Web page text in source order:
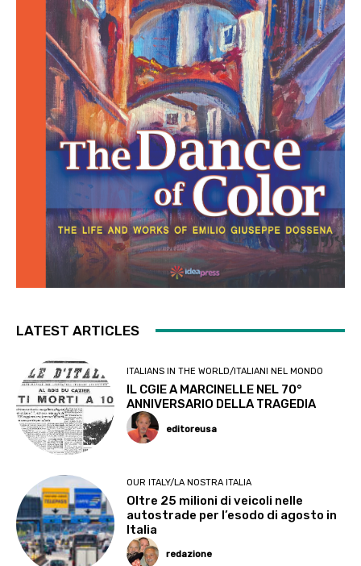
LATEST ARTICLES
ITALIANS IN THE WORLD/ITALIANI NEL MONDO
IL CGIE A MARCINELLE NEL 70°
ANNIVERSARIO DELLA TRAGEDIA
editoreusa
OUR ITALY/LA NOSTRA ITALIA
Oltre 25 milioni di veicoli nelle
autostrade per l’esodo di agosto in
Italia
redazione